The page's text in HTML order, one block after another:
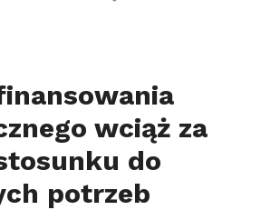
wciąż za
do
potrzeb